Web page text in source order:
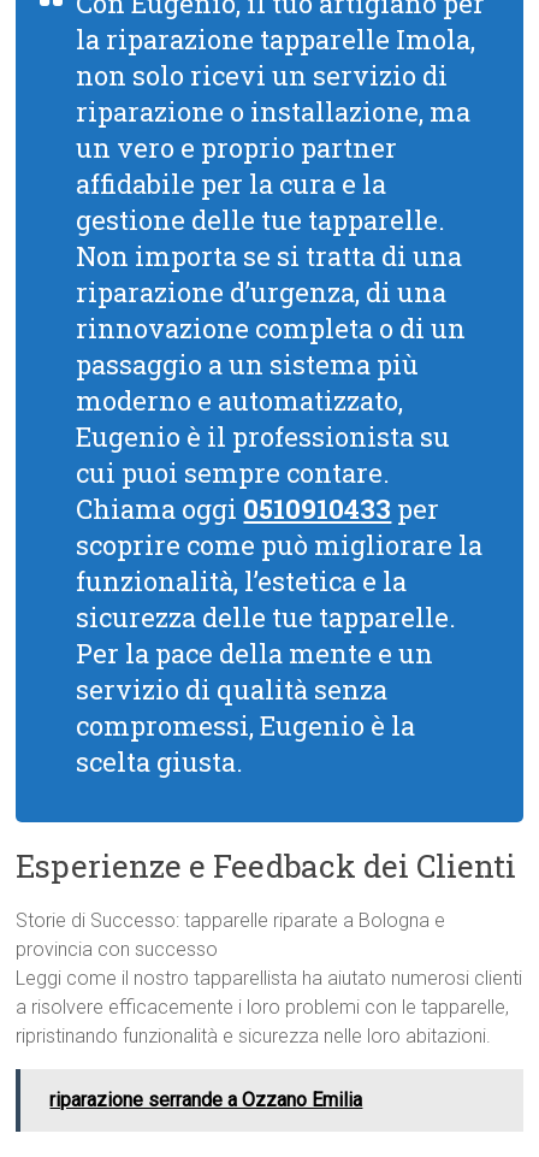
la riparazione tapparelle Imola,
non solo ricevi un servizio di
riparazione o installazione, ma
un vero e proprio partner
affidabile per la cura e la
gestione delle tue tapparelle.
Non importa se si tratta di una
riparazione d’urgenza, di una
rinnovazione completa o di un
passaggio a un sistema più
moderno e automatizzato,
Eugenio è il professionista su
cui puoi sempre contare.
Chiama oggi 0510910433 per
scoprire come può migliorare la
funzionalità, l’estetica e la
sicurezza delle tue tapparelle.
Per la pace della mente e un
servizio di qualità senza
compromessi, Eugenio è la
scelta giusta.
Esperienze e Feedback dei Clienti
Storie di Successo: tapparelle riparate a Bologna e
provincia con successo
Leggi come il nostro tapparellista ha aiutato numerosi clienti
a risolvere efficacemente i loro problemi con le tapparelle,
ripristinando funzionalità e sicurezza nelle loro abitazioni.
riparazione serrande a Ozzano Emilia